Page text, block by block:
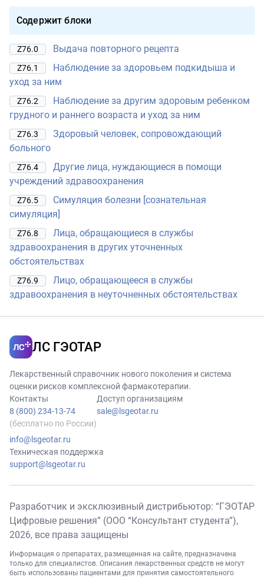
Содержит блоки
Z76.0 Выдача повторного рецепта
Z76.1
Наблюдение за здоровьем подкидыша и
уход за ним
Z76.2
Наблюдение за другим здоровым ребенком
грудного и раннего возраста и уход за ним
Z76.3
Здоровый человек, сопровождающий
больного
Z76.4
Другие лица, нуждающиеся в помощи
учреждений здравоохранения
Z76.5
Симуляция болезни [сознательная
симуляция]
Z76.8
Лица, обращающиеся в службы
здравоохранения в других уточненных
обстоятельствах
Z76.9
Лицо, обращающееся в службы
здравоохранения в неуточненных обстоятельствах
ЛС ГЭОТАР
Лекарственный справочник нового поколения и система
оценки рисков комплексной фармакотерапии.
Контакты
8 (800) 234-13-74
(бесплатно по России)
info@lsgeotar.ru
Доступ организациям
sale@lsgeotar.ru
Техническая поддержка
support@lsgeotar.ru
Разработчик и эксклюзивный дистрибьютор: “ГЭОТАР
Цифровые решения” (ООО “Консультант студента”),
2026, все права защищены
Информация о препаратах, размещенная на сайте, предназначена
только для специалистов. Описания лекарственных средств не могут
быть использованы пациентами для принятия самостоятельного